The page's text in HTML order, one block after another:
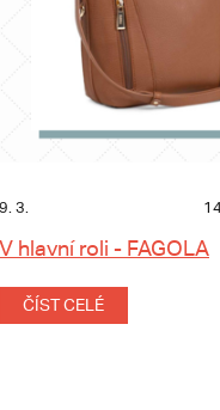
9. 3.
V hlavní roli - FAGOLA
ČÍST CELÉ